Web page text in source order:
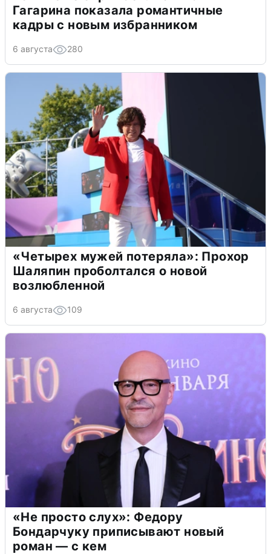
Гагарина показала романтичные
кадры с новым избранником
6 августа 280
«Четырех мужей потеряла»: Прохор
Шаляпин проболтался о новой
возлюбленной
6 августа 109
«Не просто слух»: Федору
Бондарчуку приписывают новый
роман — с кем